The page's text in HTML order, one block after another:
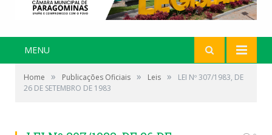
MENU
Home » Publicações Oficiais » Leis »
LEI Nº 307/1983, DE
26 DE SETEMBRO DE 1983